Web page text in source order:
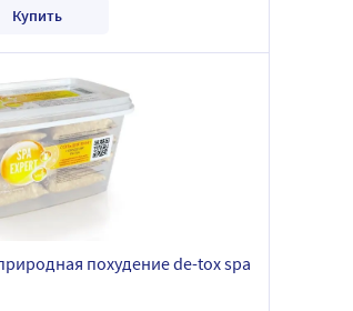
Купить
похудение de-tox spa